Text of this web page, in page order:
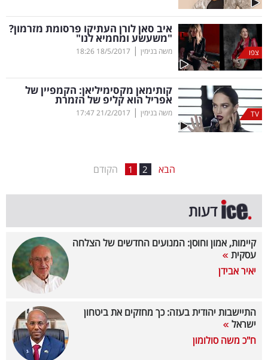
רכב
בריאות
תרבות
ופנאי
תיירות
המילון
הכלכלי
פודקאסט
40
צפו
איב סאן לורן העתיקו פרסומת מזרמון?
"משעשע ומחמיא לנו"
משה בנימין |
18/5/2017
18:26
TV
קותימאן מקסימיליאן: הקמפיין של
אפריל הוא קליפ של הזמרת
משה בנימין |
21/2/2017
17:47
הקודם 1 2 הבא
דעות
קיימות, אמון וחוסן: המנועים החדשים של הצלחה
עסקית
יאיר אבידן
התיישבות יהודית בעזה: כך מחזקים את ביטחון
ישראל
ח"כ משה סולומון